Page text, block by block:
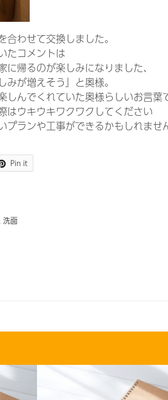
合わせて交換しました。
たコメントは
に帰るのが楽しみになりました、
が増えそう』と奥様。
しんでくれていた奥様らしいお言葉
はウキウキワクワクしてください
ランや工事ができるかもしれませ
Pin it
, 洗面